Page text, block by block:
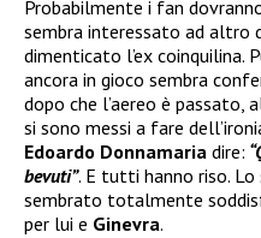
Probabilmente i fan
sembra interessato ad altro
dimenticato l’ex coinquilina.
ancora in gioco sembra
dopo che l’aereo è passato,
si sono messi a fare
Edoardo Donnamaria dire:
bevuti”. E tutti hanno riso. Lo
sembrato totalmente
per lui e Ginevra.